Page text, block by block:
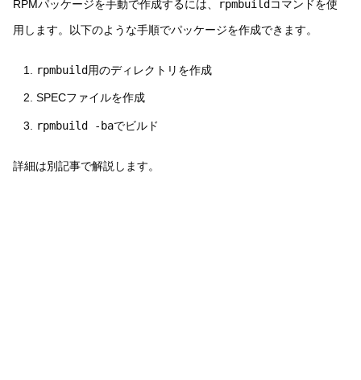
RPMパッケージを手動で作成するには、 rpmbuildコマンドを使
用します。以下のような手順でパッケージを作成できます。
rpmbuild 用のディレクトリを作成
SPECファイルを作成
rpmbuild -baでビルド
詳細は別記事で解説します。